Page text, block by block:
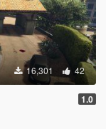
16,301 42
1.0